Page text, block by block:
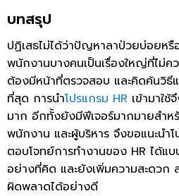
บทสรุป
ปฏิเสธไม่ได้ว่าปัญหาลาป่วยบ่อยหรื
พนักงานบางคนเป็นเรื่องใหญ่ที่ไม่ค
ต้องมีหน้าที่ตรวจสอบ และคิดค้นวิธี
ที่สุด การนำโปรแกรม HR เข้ามาใช้
มาก อีกทั้งยังมีฟีเจอร์มากมายสำห
พนักงาน และผู้บริหาร จึงขอแนะนำ
ตอบโจทย์การทำงานของ HR ได้แบ
อย่างที่คิด และยังเพิ่มความสะดวก
ผิดพลาดได้อย่างดี